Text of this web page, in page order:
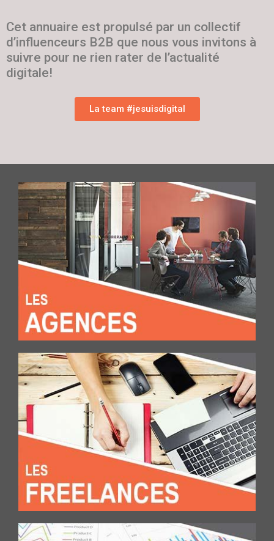
Cet annuaire est propulsé par un collectif
d’influenceurs B2B que nous vous invitons à
suivre pour ne rien rater de l’actualité
digitale!
La team #jesuisdigital